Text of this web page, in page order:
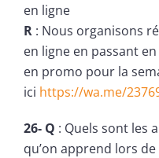
en ligne
R : Nous organisons
en ligne en passant
en promo pour la
ici https://wa.me/
26- Q : Quels sont les
qu’on apprend lors